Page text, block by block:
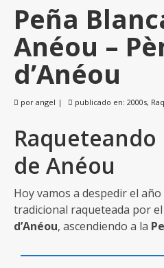
Peña
Anéou –
d’Anéou
por angel | publicado en: 2000s,
de Anéou
Hoy vamos a despedir el
tradicional raqueteada por
d’Anéou, ascendiendo a la